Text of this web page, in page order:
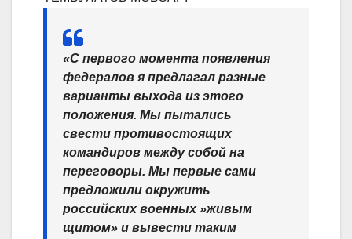
«С первого момента появления
федералов я предлагал разные
варианты выхода из этого
положения. Мы пытались
свести противостоящих
командиров между собой на
переговоры. Мы первые сами
предложили окружить
российских военных »живым
щитом» и вывести таким